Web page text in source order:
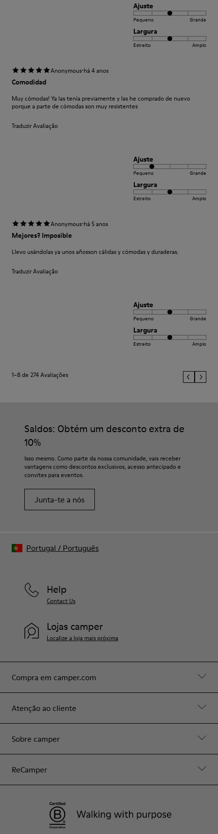
Ajuste
Pequeno Grande
Largura
Estreito Amplo
Anonymous·há 4 anos
Comodidad
Muy cómodas! Ya las tenía previamente y las he comprado de nuevo
porque a parte de cómodas son muy resistentes
Traduzir Avaliação
Ajuste
Pequeno Grande
Largura
Estreito Amplo
Anonymous·há 5 anos
Mejores? Imposible
Llevo usándolas ya unos añosson cálidas y cómodas y duraderas.
Traduzir Avaliação
Ajuste
Pequeno Grande
Largura
Estreito Amplo
1–8 de 274 Avaliações
Saldos: Obtém um desconto extra de
10%
Isso mesmo. Como parte da nossa comunidade, vais receber
vantagens como descontos exclusivos, acesso antecipado e
convites para eventos.
Junta-te a nós
Compra em camper.com
Atenção ao cliente
Sobre camper
ReCamper
Help
Contact Us
Lojas camper
Localize a loja mais próxima
Portugal / Português